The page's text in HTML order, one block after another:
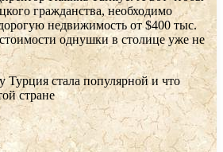
гражданства, необходимо
недвижимость от $400 тыс.
однушки в столице уже не
Турция стала популярной и что
стране